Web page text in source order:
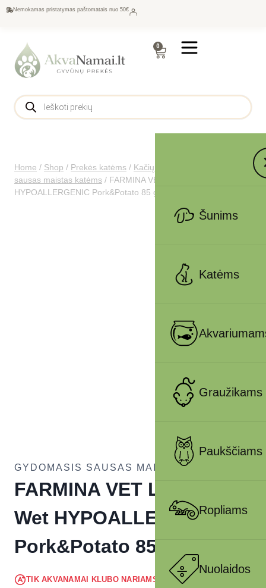
Nemokamas pristatymas paštomatais nuo 50€
0
Šunims
Katėms
Graužikams
Paukščiams
Ropliams
Nuolaidos
Home / Shop / Prekės katėms / Kačių maistas
sausas maistas katėms / FARMINA VET LIFE – CAT Wet
HYPOALLERGENIC Pork&Potato 85 g
GYDOMASIS SAUSAS MAISTAS KATĖMS
FARMINA VET LIFE – CAT
Wet HYPOALLERGENIC
Pork&Potato 85 g
TIK AKVANAMAI KLUBO NARIAMS 2.27€